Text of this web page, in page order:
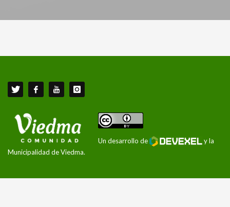
Un desarrollo de
y la
Municipalidad de Viedma.